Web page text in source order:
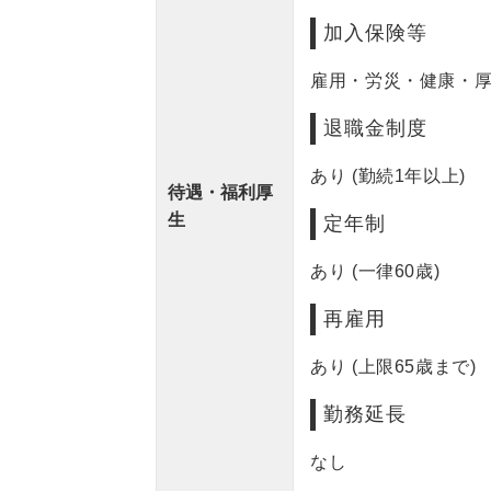
待遇・福利厚
生
加入保険等
雇用・労災・健康・
退職金制度
あり (勤続1年以上)
定年制
あり (一律60歳)
再雇用
あり (上限65歳まで)
勤務延長
なし